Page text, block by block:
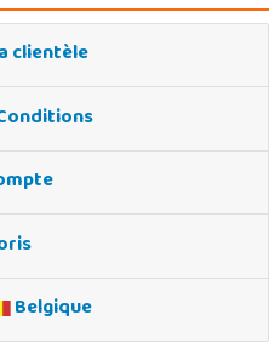
clientèle
Belgique